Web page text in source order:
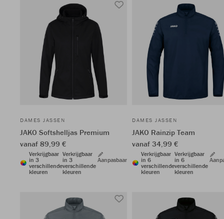
DAMES JASSEN
JAKO Softshelljas Premium
vanaf 89,99 €
Verkrijgbaar
in 3
verschillende
kleuren
Verkrijgbaar
in 3
verschillende
kleuren
Aanpasbaar
DAMES JASSEN
JAKO Rainzip Team
vanaf 34,99 €
Verkrijgbaar
in 6
verschillende
kleuren
Verkrijgbaar
in 6
verschillende
kleuren